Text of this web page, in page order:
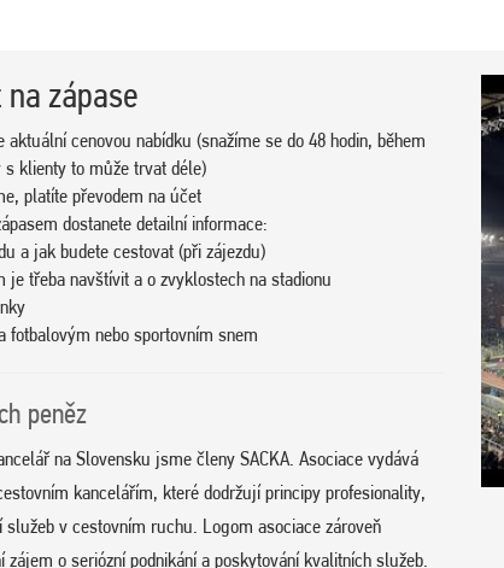
zápase
cenovou nabídku (snažíme se do 48 hodin, během
s klienty to může trvat déle)
platíte převodem na účet
dostanete detailní informace:
a jak budete cestovat (při zájezdu)
je třeba navštívit a o zvyklostech na stadionu
fotbalovým nebo sportovním snem
peněz
na Slovensku jsme členy SACKA. Asociace vydává
kancelářím, které dodržují principy profesionality,
v cestovním ruchu. Logom asociace zároveň
o seriózní podnikání a poskytování kvalitních služeb.